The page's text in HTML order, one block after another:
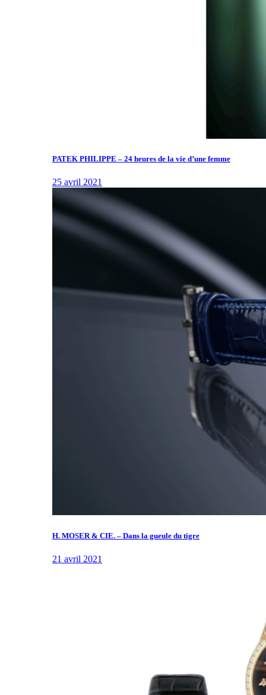
PATEK PHILIPPE – 24 heures de la vie d’une femme
25 avril 2021
H. MOSER & CIE. – Dans la gueule du tigre
21 avril 2021